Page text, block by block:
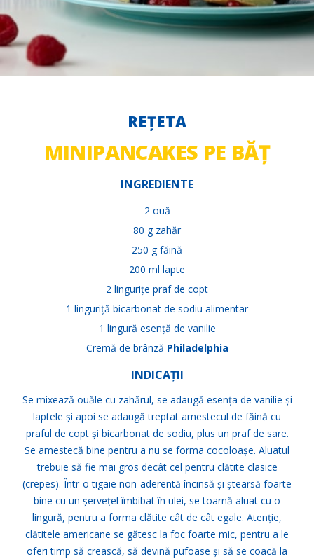
REȚETA
MINIPANCAKES PE BĂȚ
INGREDIENTE
2 ouă
80 g zahăr
250 g făină
200 ml lapte
2 lingurițe praf de copt
1 linguriță bicarbonat de sodiu alimentar
1 lingură esență de vanilie
Cremă de brânză Philadelphia
INDICAȚII
Se mixează ouăle cu zahărul, se adaugă esența de vanilie și
laptele și apoi se adaugă treptat amestecul de făină cu
praful de copt și bicarbonat de sodiu, plus un praf de sare.
Se amestecă bine pentru a nu se forma cocoloașe. Aluatul
trebuie să fie mai gros decât cel pentru clătite clasice
(crepes). Într-o tigaie non-aderentă încinsă și ștearsă foarte
bine cu un șervețel îmbibat în ulei, se toarnă aluat cu o
lingură, pentru a forma clătite cât de cât egale. Atenție,
clătitele americane se gătesc la foc foarte mic, pentru a le
oferi timp să crească, să devină pufoase și să se coacă la